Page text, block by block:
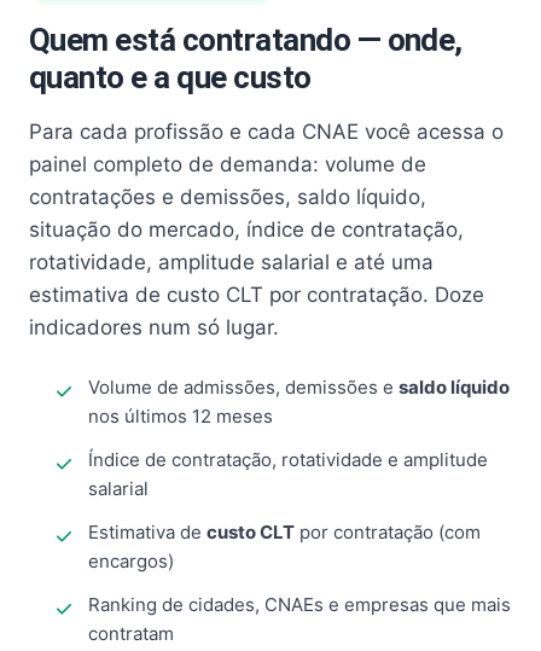
Quem está contratando — onde,
quanto e a que custo
Para cada profissão e cada CNAE você acessa o
painel completo de demanda: volume de
contratações e demissões, saldo líquido,
situação do mercado, índice de contratação,
rotatividade, amplitude salarial e até uma
estimativa de custo CLT por contratação. Doze
indicadores num só lugar.
Volume de admissões, demissões e saldo líquido
nos últimos 12 meses
Índice de contratação, rotatividade e amplitude
salarial
Estimativa de custo CLT por contratação (com
encargos)
Ranking de cidades, CNAEs e empresas que mais
contratam